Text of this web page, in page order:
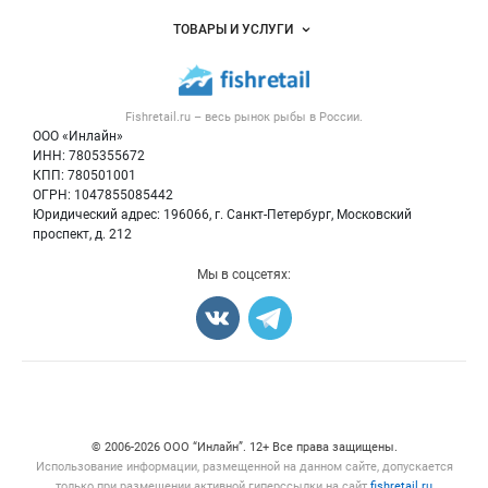
Fishretail.ru – весь рынок рыбы в России.
ООО «Инлайн»
ИНН: 7805355672
КПП: 780501001
ОГРН: 1047855085442
Юридический адрес: 196066, г. Санкт-Петербург, Московский
проспект, д. 212
Размещение рекламы
Публичная оферта
Контактная информация
Политика обработки персональных данных
Объявления
Новости рынка
Блог
ТОВАРЫ И УСЛУГИ
Рыба
Икра
Мы в соцсетях:
© 2006‑2026 ООО “Инлайн”. 12+ Все права защищены.
Использование информации, размещенной на данном сайте, допускается